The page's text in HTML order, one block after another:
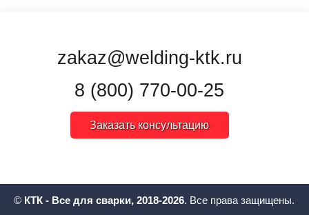
zakaz@welding-ktk.ru
8 (800) 770-00-25
Заказать консультацию
© КТК - Все для сварки, 2018-2026. Все права защищены.